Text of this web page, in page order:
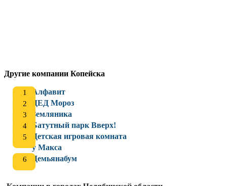
Другие компании Копейска
Алфавит
ДЕД Мороз
Земляника
Батутный парк Вверх!
Детская игровая комната
у Макса
Демьянабум